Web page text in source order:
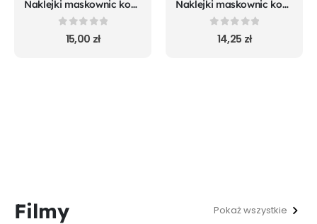
Naklejki maskownic komplet do Xioami zielone
out of 5
15,00 zł
Naklejki maskownic komplet do Xioami czerwone
out of 5
14,25 zł
Filmy Pokaż wszystkie